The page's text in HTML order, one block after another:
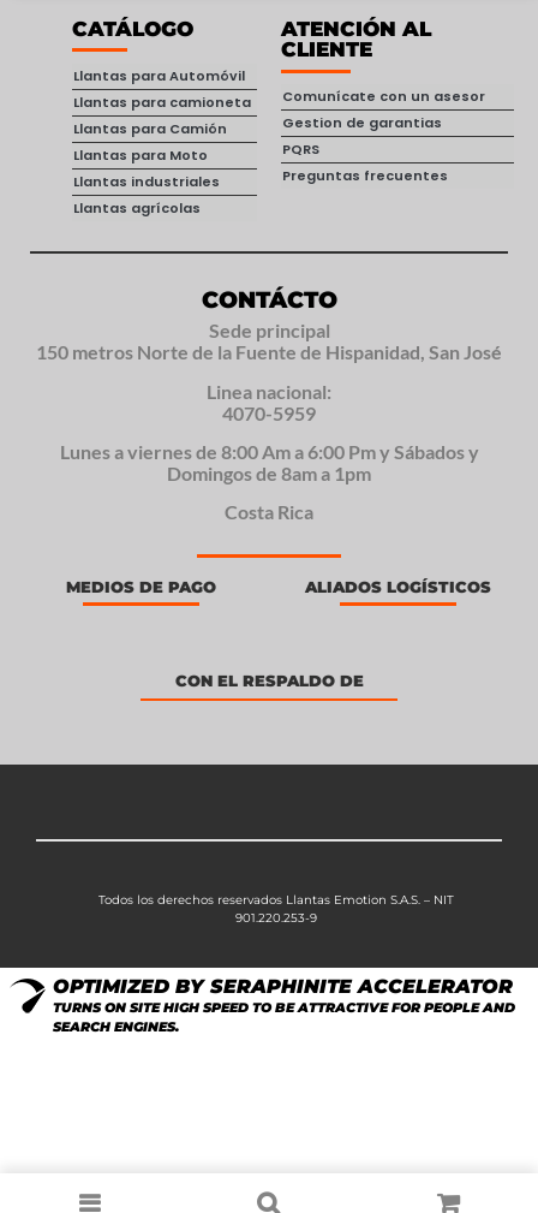
CATÁLOGO
Llantas para Automóvil
Llantas para camioneta
Llantas para Camión
Llantas para Moto
Llantas industriales
Llantas agrícolas
ATENCIÓN AL
CLIENTE
Comunícate con un asesor
Gestion de garantias
PQRS
Preguntas frecuentes
CONTÁCTO
Sede principal
150 metros Norte de la Fuente de Hispanidad, San José
Linea nacional:
4070-5959
Lunes a viernes de 8:00 Am a 6:00 Pm y Sábados y
Domingos de 8am a 1pm
Costa Rica
MEDIOS DE PAGO ALIADOS LOGÍSTICOS
CON EL RESPALDO DE
Todos los derechos reservados Llantas Emotion S.A.S. – NIT
901.220.253-9
OPTIMIZED BY SERAPHINITE ACCELERATOR
TURNS ON SITE HIGH SPEED TO BE ATTRACTIVE FOR PEOPLE AND
SEARCH ENGINES.